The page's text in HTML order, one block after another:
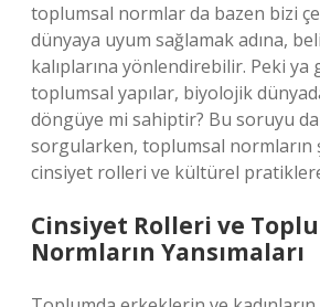
toplumsal normlar da bazen bizi
dünyaya uyum sağlamak adına,
kalıplarına yönlendirebilir. Peki ya
toplumsal yapılar, biyolojik
döngüye mi sahiptir? Bu soruyu
sorgularken, toplumsal normların
cinsiyet rolleri ve kültürel
Cinsiyet Rolleri ve
Normların Yansımaları